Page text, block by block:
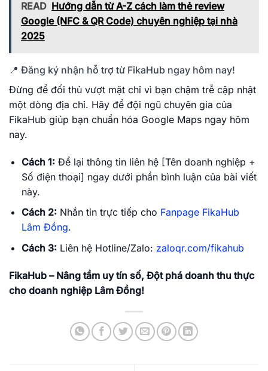
READ Hướng dẫn từ A-Z cách làm thẻ review
Google (NFC & QR Code) chuyên nghiệp tại nhà
2025
📍 Đăng ký nhận hỗ trợ từ FikaHub ngay hôm nay!
Đừng để đối thủ vượt mặt chỉ vì bạn chậm trễ cập nhật
một dòng địa chỉ. Hãy để đội ngũ chuyên gia của
FikaHub giúp bạn chuẩn hóa Google Maps ngay hôm
nay.
Cách 1:Để lại thông tin liên hệ [Tên doanh nghiệp +
Số điện thoại] ngay dưới phần bình luận của bài viết
này.
Cách 2:Nhắn tin trực tiếp cho Fanpage FikaHub
Lâm Đồng.
Cách 3:Liên hệ Hotline/Zalo: zaloqr.com/fikahub
FikaHub – Nâng tầm uy tín số, Đột phá doanh thu thực
cho doanh nghiệp Lâm Đồng!